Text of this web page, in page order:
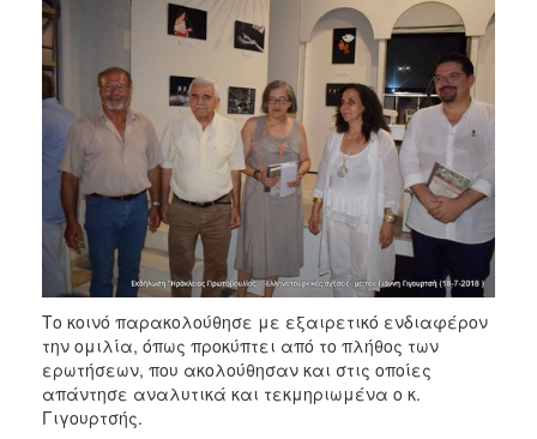
Το κοινό παρακολούθησε με εξαιρετικό ενδιαφέρον
την ομιλία, όπως προκύπτει από το πλήθος των
ερωτήσεων, που ακολούθησαν και στις οποίες
απάντησε αναλυτικά και τεκμηριωμένα ο κ.
Γιγουρτσής.